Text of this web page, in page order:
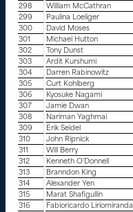
298
William McCathran
299
Paulina Loeliger
300
David Moses
301
Michael Hutton
302
Tony Dunst
303
Ardit Kurshumi
304
Darren Rabinowitz
305
Curt Kohlberg
306
Kyosuke Nagami
307
Jamie Dwan
308
Nariman Yaghmai
309
Erik Seidel
310
John Ripnick
311
Will Berry
312
Kenneth O’Donnell
313
Branndon King
314
Alexander Yen
315
Marat Shafigullin
316
Fabioricardo Liriomiranda